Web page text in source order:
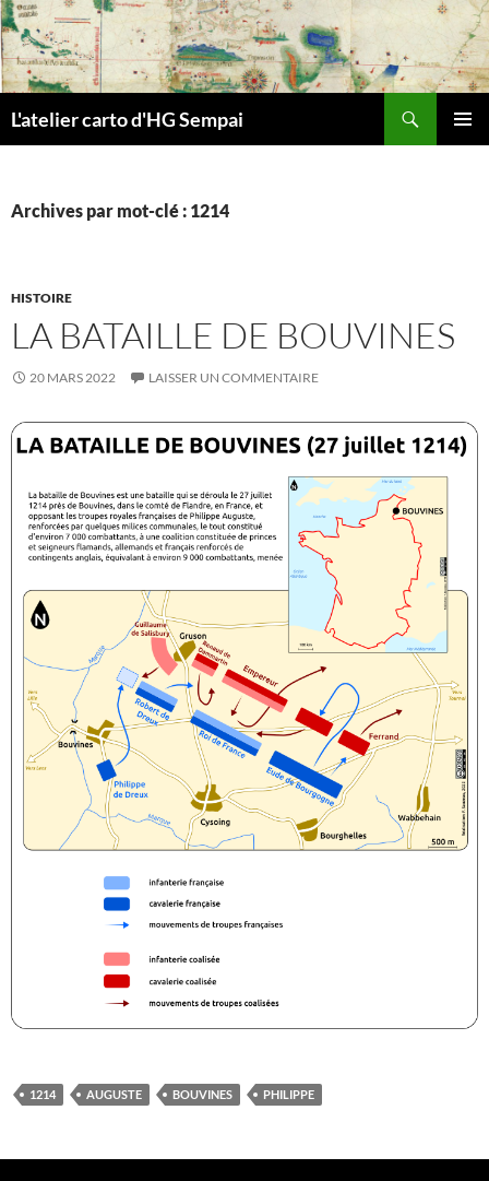
Aller
au
contenu
L'atelier carto d'HG Sempai
Archives par mot-clé : 1214
HISTOIRE
LA BATAILLE DE BOUVINES
20 MARS 2022 LAISSER UN COMMENTAIRE
1214 AUGUSTE BOUVINES PHILIPPE